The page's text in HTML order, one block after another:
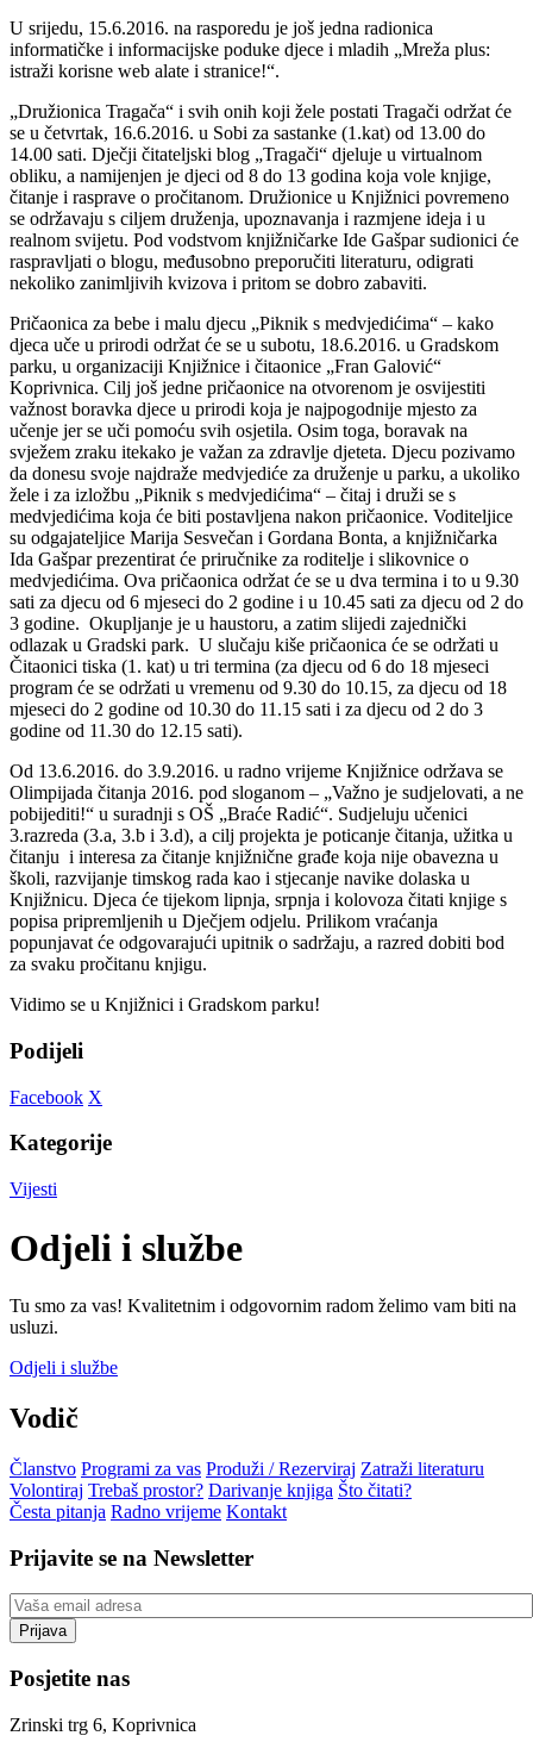
U srijedu, 15.6.2016. na rasporedu je još jedna radionica
informatičke i informacijske poduke djece i mladih „Mreža plus:
istraži korisne web alate i stranice!“.
„Družionica Tragača“ i svih onih koji žele postati Tragači održat će
se u četvrtak, 16.6.2016. u Sobi za sastanke (1.kat) od 13.00 do
14.00 sati. Dječji čitateljski blog „Tragači“ djeluje u virtualnom
obliku, a namijenjen je djeci od 8 do 13 godina koja vole knjige,
čitanje i rasprave o pročitanom. Družionice u Knjižnici povremeno
se održavaju s ciljem druženja, upoznavanja i razmjene ideja i u
realnom svijetu. Pod vodstvom knjižničarke Ide Gašpar sudionici će
raspravljati o blogu, međusobno preporučiti literaturu, odigrati
nekoliko zanimljivih kvizova i pritom se dobro zabaviti.
Pričaonica za bebe i malu djecu „Piknik s medvjedićima“ – kako
djeca uče u prirodi održat će se u subotu, 18.6.2016. u Gradskom
parku, u organizaciji Knjižnice i čitaonice „Fran Galović“
Koprivnica. Cilj još jedne pričaonice na otvorenom je osvijestiti
važnost boravka djece u prirodi koja je najpogodnije mjesto za
učenje jer se uči pomoću svih osjetila. Osim toga, boravak na
svježem zraku itekako je važan za zdravlje djeteta. Djecu pozivamo
da donesu svoje najdraže medvjediće za druženje u parku, a ukoliko
žele i za izložbu „Piknik s medvjedićima“ – čitaj i druži se s
medvjedićima koja će biti postavljena nakon pričaonice. Voditeljice
su odgajateljice Marija Sesvečan i Gordana Bonta, a knjižničarka
Ida Gašpar prezentirat će priručnike za roditelje i slikovnice o
medvjedićima. Ova pričaonica održat će se u dva termina i to u 9.30
sati za djecu od 6 mjeseci do 2 godine i u 10.45 sati za djecu od 2 do
3 godine. Okupljanje je u haustoru, a zatim slijedi zajednički
odlazak u Gradski park. U slučaju kiše pričaonica će se održati u
Čitaonici tiska (1. kat) u tri termina (za djecu od 6 do 18 mjeseci
program će se održati u vremenu od 9.30 do 10.15, za djecu od 18
mjeseci do 2 godine od 10.30 do 11.15 sati i za djecu od 2 do 3
godine od 11.30 do 12.15 sati).
Od 13.6.2016. do 3.9.2016. u radno vrijeme Knjižnice održava se
Olimpijada čitanja 2016. pod sloganom – „Važno je sudjelovati, a ne
pobijediti!“ u suradnji s OŠ „Braće Radić“. Sudjeluju učenici
3.razreda (3.a, 3.b i 3.d), a cilj projekta je poticanje čitanja, užitka u
čitanju i interesa za čitanje knjižnične građe koja nije obavezna u
školi, razvijanje timskog rada kao i stjecanje navike dolaska u
Knjižnicu. Djeca će tijekom lipnja, srpnja i kolovoza čitati knjige s
popisa pripremljenih u Dječjem odjelu. Prilikom vraćanja
popunjavat će odgovarajući upitnik o sadržaju, a razred dobiti bod
za svaku pročitanu knjigu.
Vidimo se u Knjižnici i Gradskom parku!
Podijeli
Facebook X
Kategorije
Vijesti
Odjeli i službe
Tu smo za vas! Kvalitetnim i odgovornim radom želimo vam biti na
usluzi.
Odjeli i službe
Vodič
Članstvo Programi za vas Produži / Rezerviraj Zatraži literaturu
Volontiraj Trebaš prostor? Darivanje knjiga Što čitati?
Česta pitanja Radno vrijeme Kontakt
Prijavite se na Newsletter
Posjetite nas
Zrinski trg 6, Koprivnica